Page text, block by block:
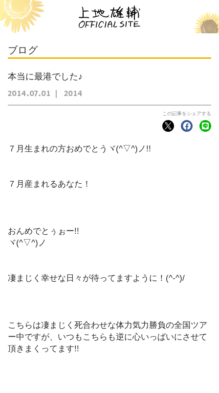
ブログ
本当に最港でした♪
2014 07 01 2014
７月生まれの方おめでとうヾ(^▽^)ノ!!
７月産まれるあなた！
おんめでとぅぉー!!
ヾ(^▽^)ノ
凄まじく幸せな日々が待ってますように！(^-^)/
こちらは凄まじく死合わせな体力気力勝負の全国ツア
ー中ですが、いつもこちらも逆に心いっぱいにさせて
頂きまくってます!!